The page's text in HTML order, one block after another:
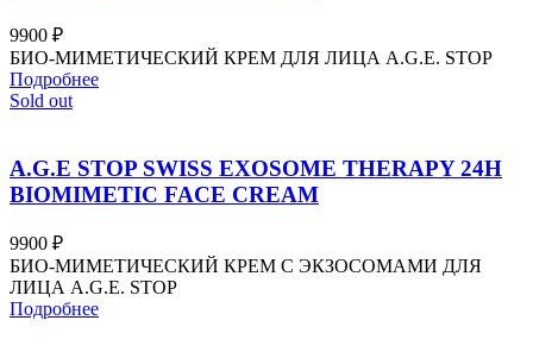
9900 ₽
БИО-МИМЕТИЧЕСКИЙ КРЕМ ДЛЯ ЛИЦА A.G.E. STOP
Подробнее
Sold out
A.G.E STOP SWISS EXOSOME THERAPY 24H
BIOMIMETIC FACE CREAM
9900 ₽
БИО-МИМЕТИЧЕСКИЙ КРЕМ С ЭКЗОСОМАМИ ДЛЯ
ЛИЦА A.G.E. STOP
Подробнее